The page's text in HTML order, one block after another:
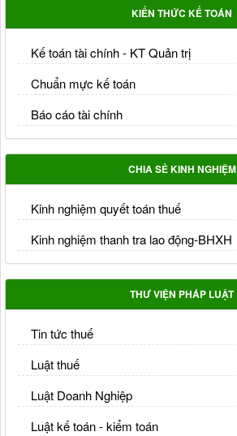
KIẾN THỨC KẾ TOÁN
Kế toán tài chính - KT Quản trị
Chuẩn mực kế toán
Báo cáo tài chính
CHIA SẺ KINH NGHIỆM
Kinh nghiệm quyết toán thuế
Kinh nghiệm thanh tra lao động-BHXH
THƯ VIỆN PHÁP LUẬT
Tin tức thuế
Luật thuế
Luật Doanh Nghiệp
Luật kế toán - kiểm toán